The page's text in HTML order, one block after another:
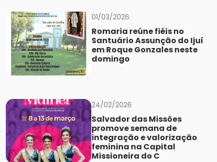
01/03/2026
Romaria reúne fiéis no
Santuário Assunção do Ijuí
em Roque Gonzales neste
domingo
24/02/2026
Salvador das Missões
promove semana de
integração e valorização
feminina na Capital
Missioneira do C